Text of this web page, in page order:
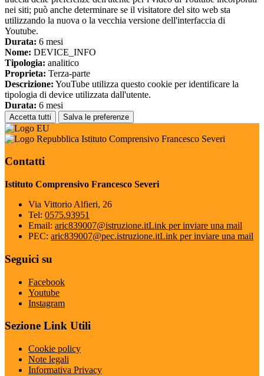
nei siti; può anche determinare se il visitatore del sito web sta
utilizzando la nuova o la vecchia versione dell'interfaccia di
Youtube.
Durata: 6 mesi
Nome: DEVICE_INFO
Tipologia: analitico
Proprieta: Terza-parte
Descrizione: YouTube utilizza questo cookie per identificare la
tipologia di device utilizzata dall'utente.
Durata: 6 mesi
Accetta tutti Salva le preferenze
Istituto Comprensivo Francesco Severi
Contatti
Istituto Comprensivo Francesco Severi
Via Vittorio Alfieri, 26
Tel: 0575.93951
Email: aric839007@istruzione.itLink per inviare una mail
PEC: aric839007@pec.istruzione.itLink per inviare una mail
Seguici su
Facebook
Youtube
Instagram
Sezione Link Utili
Cookie policy
Note legali
Informativa Privacy